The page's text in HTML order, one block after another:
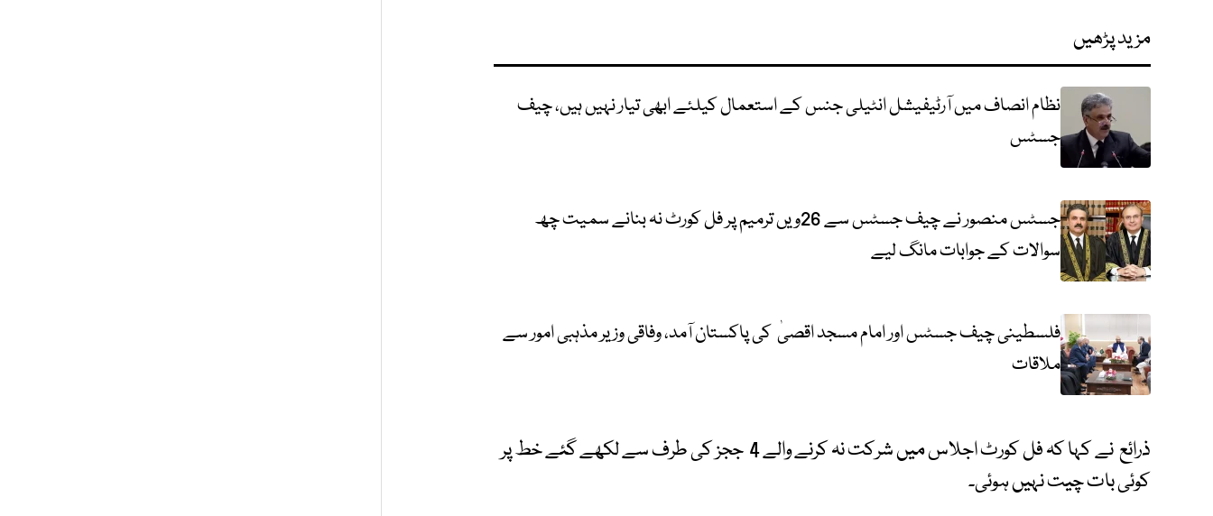
مزید پڑھیں
نظام انصاف میں آرٹیفیشل انٹیلی جنس کے استعمال کیلئے ابھی تیار نہیں ہیں، چیف
جسٹس
جسٹس منصور نے چیف جسٹس سے 26ویں ترمیم پر فل کورٹ نہ بنانے سمیت چھ
سوالات کے جوابات مانگ لیے
فلسطینی چیف جسٹس اور امام مسجد اقصیٰ کی پاکستان آمد، وفاقی وزیر مذہبی امور سے
ملاقات
ذرائع نے کہا کہ فل کورٹ اجلاس میں شرکت نہ کرنے والے 4 ججز کی طرف سے لکھے گئے خط پر
کوئی بات چیت نہیں ہوئی۔